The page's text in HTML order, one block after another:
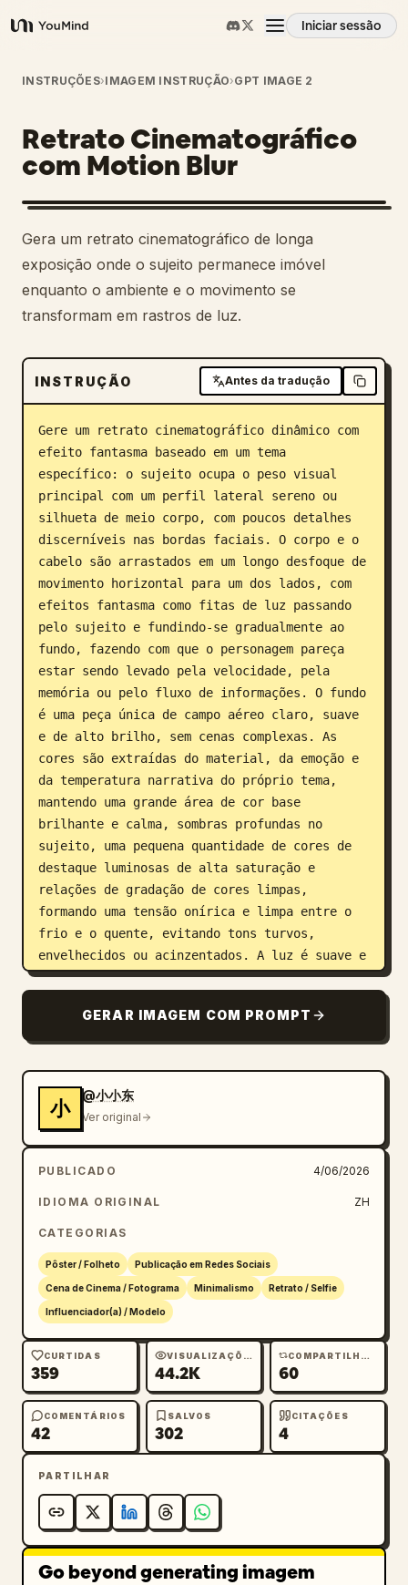
YouMind
Iniciar sessão
Visão geral
Casos de uso
Habilidades
Prompts
Preços
Transferir
Blogue
Atualizações
INSTRUÇÕES›IMAGEM INSTRUÇÃO›GPT IMAGE 2
Retrato Cinematográfico
com Motion Blur
Gera um retrato cinematográfico de longa
exposição onde o sujeito permanece imóvel
enquanto o ambiente e o movimento se
transformam em rastros de luz.
INSTRUÇÃO Antes da tradução
Gere um retrato cinematográfico dinâmico com
efeito fantasma baseado em um tema
específico: o sujeito ocupa o peso visual
principal com um perfil lateral sereno ou
silhueta de meio corpo, com poucos detalhes
discerníveis nas bordas faciais. O corpo e o
cabelo são arrastados em um longo desfoque de
movimento horizontal para um dos lados, com
efeitos fantasma como fitas de luz passando
pelo sujeito e fundindo-se gradualmente ao
fundo, fazendo com que o personagem pareça
estar sendo levado pela velocidade, pela
memória ou pelo fluxo de informações. O fundo
é uma peça única de campo aéreo claro, suave
e de alto brilho, sem cenas complexas. As
cores são extraídas do material, da emoção e
da temperatura narrativa do próprio tema,
mantendo uma grande área de cor base
brilhante e calma, sombras profundas no
sujeito, uma pequena quantidade de cores de
destaque luminosas de alta saturação e
relações de gradação de cores limpas,
formando uma tensão onírica e limpa entre o
frio e o quente, evitando tons turvos,
envelhecidos ou acinzentados. A luz é suave e
difusa, o foco é levemente desfocado e as
desfoque de lente, mas a sensação geral
permanece etérea, transparente e moderna. A
deixando uma grande quantidade de espaço
vazio para que a sensação de velocidade possa
respirar; o texto é usado como parte da
estrutura visual com fontes sem serifa
modernas em branco puro, palavras-chave em
tamanhos enormes são colocadas abaixo do
descrições em frases curtas usam tamanhos
menores, espaçamento entre linhas compacto e
ritmo centralizado. Todo o texto parece uma
camada de interface clara sobreposta à névoa
de luz, suprimindo a hierarquia visual sem
destruir o fluxo da imagem com foco suave.
Tema:
Dilraba Dilmurat caminhando apressadamente
no aeroporto
Proporção 3:4
GERAR IMAGEM COM PROMPT
小
@小小东
Ver original
PUBLICADO 4/06/2026
IDIOMA ORIGINAL ZH
CATEGORIAS
Pôster / Folheto Publicação em Redes Sociais
Cena de Cinema / Fotograma Minimalismo Retrato / Selfie
Influenciador(a) / Modelo
CURTIDAS
359
VISUALIZAÇÕES
44.2K
COMPARTILHAMENTOS
60
COMENTÁRIOS
42
SALVOS
302
CITAÇÕES
4
PARTILHAR
Go beyond generating imagem